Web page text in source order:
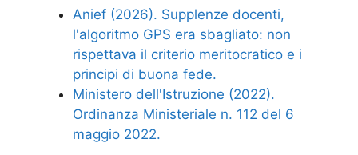
Anief (2026). Supplenze docenti,
l'algoritmo GPS era sbagliato: non
rispettava il criterio meritocratico e i
principi di buona fede.
Ministero dell'Istruzione (2022).
Ordinanza Ministeriale n. 112 del 6
maggio 2022.